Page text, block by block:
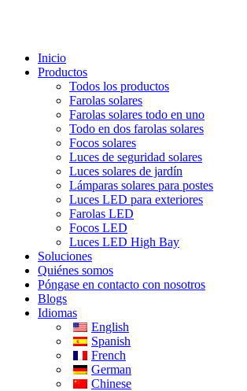
Inicio
Productos
Todos los productos
Farolas solares
Farolas solares todo en uno
Todo en dos farolas solares
Focos solares
Luces de seguridad solares
Luces solares de jardín
Lámparas solares para postes
Luces LED para exteriores
Farolas LED
Focos LED
Luces LED High Bay
Soluciones
Quiénes somos
Póngase en contacto con nosotros
Blogs
Idiomas
English
Spanish
French
German
Chinese